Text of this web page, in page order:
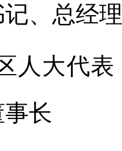
、总经理
人大代
长